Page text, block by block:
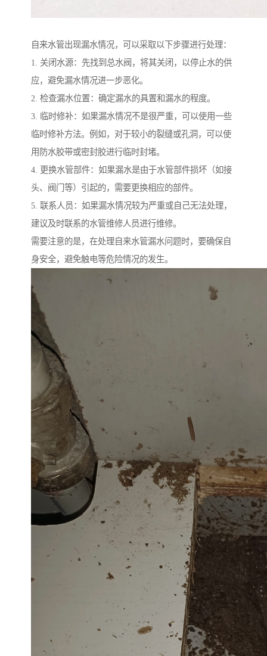
自来水管出现漏水情况，可以采取以下步骤进行处理：
1. 关闭水源：先找到总水阀，将其关闭，以停止水的供
应，避免漏水情况进一步恶化。
2. 检查漏水位置：确定漏水的具置和漏水的程度。
3. 临时修补：如果漏水情况不是很严重，可以使用一些
临时修补方法。例如，对于较小的裂缝或孔洞，可以使
用防水胶带或密封胶进行临时封堵。
4. 更换水管部件：如果漏水是由于水管部件损坏（如接
头、阀门等）引起的，需要更换相应的部件。
5. 联系人员：如果漏水情况较为严重或自己无法处理，
建议及时联系的水管维修人员进行维修。
需要注意的是，在处理自来水管漏水问题时，要确保自
身安全，避免触电等危险情况的发生。